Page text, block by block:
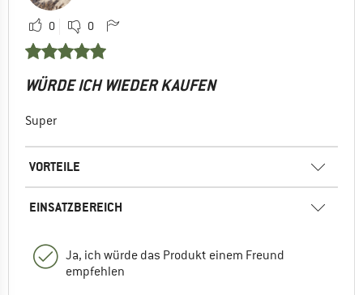
0 0
WÜRDE ICH WIEDER KAUFEN
Super
VORTEILE
EINSATZBEREICH
Ja, ich würde das Produkt einem Freund
empfehlen